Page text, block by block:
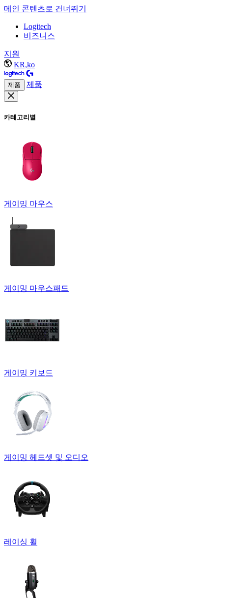
메인 콘텐츠로 건너뛰기
Logitech
비즈니스
지원
KR,ko
제품 제품
카테고리별
게이밍 마우스
게이밍 마우스패드
게이밍 키보드
게이밍 헤드셋 및 오디오
레이싱 휠